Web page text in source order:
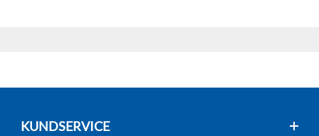
KUNDSERVICE